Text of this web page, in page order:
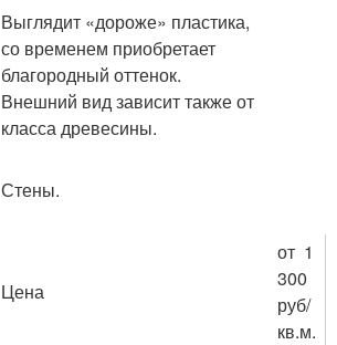
Выглядит «дороже» пластика,
со временем приобретает
благородный оттенок.
Внешний вид зависит также от
класса древесины.
Стены.
Цена
от 1
300
руб/
кв.м.